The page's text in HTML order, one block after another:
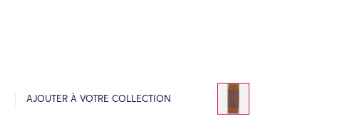
AJOUTER À VOTRE COLLECTION